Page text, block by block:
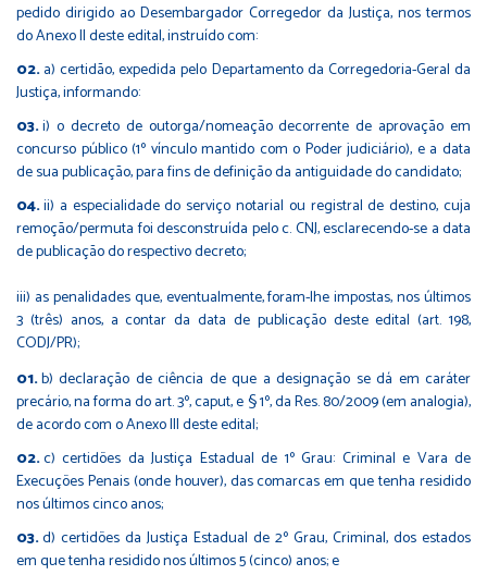
pedido dirigido ao Desembargador Corregedor da Justiça, nos termos
do Anexo II deste edital, instruído com:
a) certidão, expedida pelo Departamento da Corregedoria-Geral da
Justiça, informando:
i) o decreto de outorga/nomeação decorrente de aprovação em
concurso público (1º vínculo mantido com o Poder judiciário), e a data
de sua publicação, para fins de definição da antiguidade do candidato;
ii) a especialidade do serviço notarial ou registral de destino, cuja
remoção/permuta foi desconstruída pelo c. CNJ, esclarecendo-se a data
de publicação do respectivo decreto;
iii) as penalidades que, eventualmente, foram-lhe impostas, nos últimos
3 (três) anos, a contar da data de publicação deste edital (art. 198,
CODJ/PR);
b) declaração de ciência de que a designação se dá em caráter
precário, na forma do art. 3º, caput, e § 1º, da Res. 80/2009 (em analogia),
de acordo com o Anexo III deste edital;
c) certidões da Justiça Estadual de 1º Grau: Criminal e Vara de
Execuções Penais (onde houver), das comarcas em que tenha residido
nos últimos cinco anos;
d) certidões da Justiça Estadual de 2º Grau, Criminal, dos estados
em que tenha residido nos últimos 5 (cinco) anos; e